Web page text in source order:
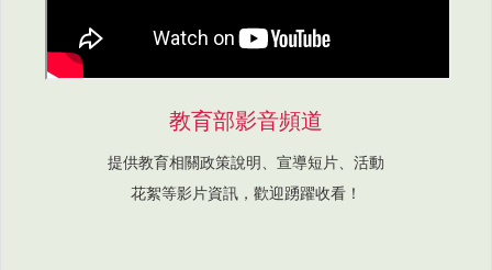
教育部影音頻道
提供教育相關政策說明、宣導短片、活動
花絮等影片資訊，歡迎踴躍收看！